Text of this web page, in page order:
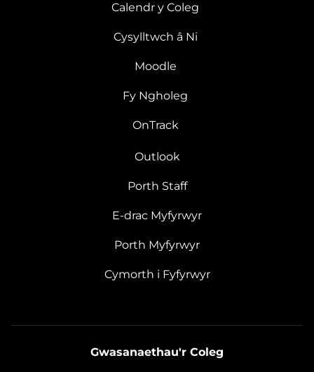
Calendr y Coleg
Cysylltwch â Ni
Moodle
Fy Ngholeg
OnTrack
Outlook
Porth Staff
E-drac Myfyrwyr
Porth Myfyrwyr
Cymorth i Fyfyrwyr
Gwasanaethau'r Coleg